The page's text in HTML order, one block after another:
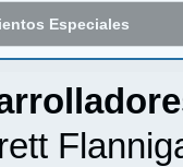
Especiales